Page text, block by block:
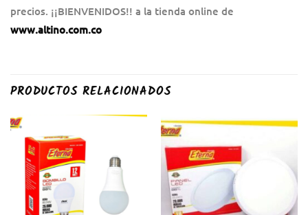
precios. ¡¡BIENVENIDOS!! a la tienda online de
www.altino.com.co
PRODUCTOS RELACIONADOS